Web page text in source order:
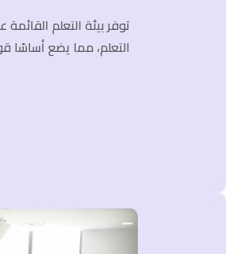
توفر بيئة التعلم
التعلم، مما يضع أساسًا